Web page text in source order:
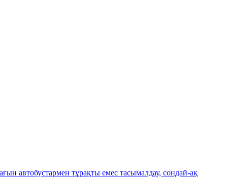
автобустармен тұрақты емес тасымалдау, сондай-ақ